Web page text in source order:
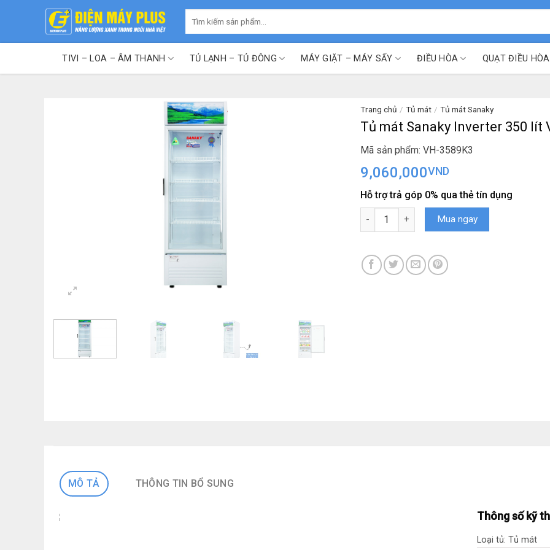
kiếm:
TIVI – LOA – ÂM THANH TỦ LẠNH – TỦ ĐÔNG MÁY GIẶT – MÁY SẤY ĐIỀU HÒA QUẠT ĐIỀU HÒA
Trang chủ / Tủ mát / Tủ mát Sanaky
Tủ mát Sanaky Inverter 350 lít
Mã sản phẩm: VH-3589K3
9,060,000VND
Hỗ trợ trả góp 0% qua thẻ tín dụng
Tủ mát Sanaky Inverter 350 lít VH-3589K3 số
Mua ngay
MÔ TẢ THÔNG TIN BỔ SUNG
Thông số kỹ
Loại tủ: Tủ mát